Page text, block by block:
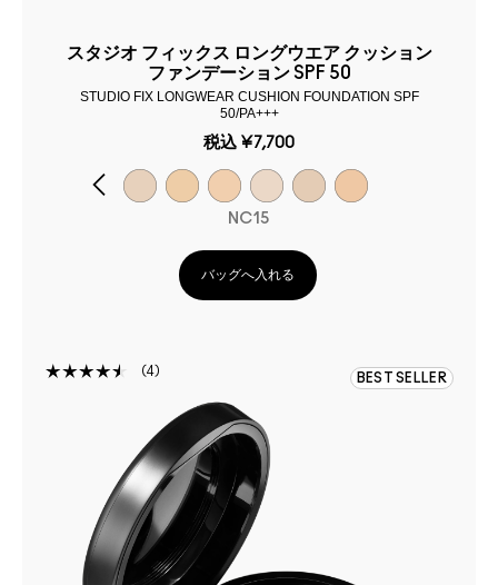
スタジオ フィックス ロングウエア クッション
ファンデーション SPF 50
STUDIO FIX LONGWEAR CUSHION FOUNDATION SPF
50/PA+++
税込 ¥7,700
NC15
バッグへ入れる
4 BEST SELLER